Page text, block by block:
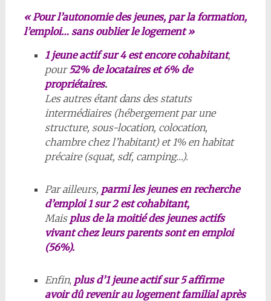
« Pour l’autonomie des jeunes, par la formation,
l’emploi… sans oublier le logement »
1jeune actif sur4est encore cohabitant,
pour52% de locataires et 6% de
propriétaires.
Les autres étant dans des statuts
intermédiaires (hébergement par une
structure, sous-location, colocation,
chambre chez l’habitant) et 1% en habitat
précaire (squat, sdf, camping…).
Par ailleurs, parmi les jeunes en recherche
d’emploi 1 sur 2 est cohabitant,
Maisplus de la moitié des jeunes actifs
vivant chez leurs parents sont en emploi
(56%).
Enfin, plus d’1 jeune actif sur 5 affirme
avoir dû revenir au logement familial après